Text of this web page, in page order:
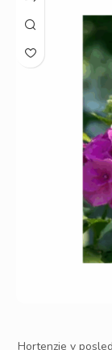
Hortenzie v